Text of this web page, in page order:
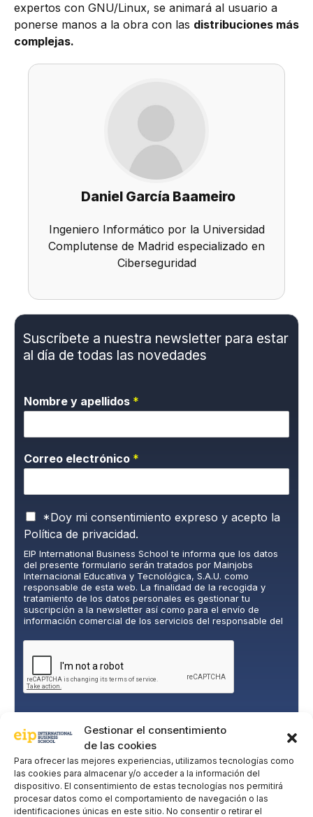
Gestionar el consentimiento
de las cookies
Para ofrecer las mejores experiencias, utilizamos tecnologías como
las cookies para almacenar y/o acceder a la información del
dispositivo. El consentimiento de estas tecnologías nos permitirá
procesar datos como el comportamiento de navegación o las
identificaciones únicas en este sitio. No consentir o retirar el
expertos con GNU/Linux, se animará al usuario a
ponerse manos a la obra con las distribuciones más
complejas.
Daniel García Baameiro
Ingeniero Informático por la Universidad
Complutense de Madrid especializado en
Ciberseguridad
Suscríbete a nuestra newsletter para estar
al día de todas las novedades
Nombre y apellidos *
Correo electrónico *
P
o
l
í
t
i
c
a
d
e
v
a
i
a
d
*
*Doy mi consentimiento expreso y acepto la
Política de privacidad.
EIP International Business School te informa que los datos
del presente formulario serán tratados por Mainjobs
Internacional Educativa y Tecnológica, S.A.U. como
responsable de esta web. La finalidad de la recogida y
tratamiento de los datos personales es gestionar tu
suscripción a la newsletter así como para el envío de
información comercial de los servicios del responsable del
del/a interesado/a. No se cederán datos a terceros, salvo
obligación legal. Podrás ejercer tus derechos de acceso,
rectificación, limitación y supresión de los datos en
cumplimiento@grupomainjobs.com
, así como el derecho a
presentar una reclamación ante la autoridad de control.
Protección de datos en la Política de Privacidad que
SUSCRIBIRME